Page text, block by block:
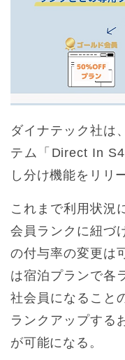
ダイナテック社は
テム「Direct In
し分け機能をリリ
これまで利⽤状況
会員ランクに紐づ
の付与率の変更は
は宿泊プランで各
社会員になること
ランクアップする
が可能になる。